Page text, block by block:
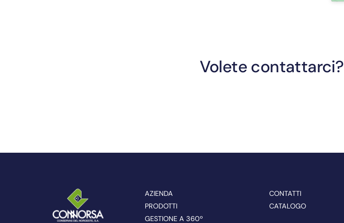
Volete contattarci?
AZIENDA
PRODOTTI
GESTIONE A 360º
CONTATTI
CATALOGO